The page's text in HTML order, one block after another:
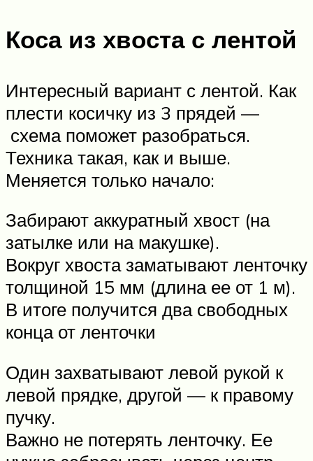
Коса из хвоста с лентой
Интересный вариант с лентой. Как
плести косичку из 3 прядей —
схема поможет разобраться.
Техника такая, как и выше.
Меняется только начало:
Забирают аккуратный хвост (на
затылке или на макушке).
Вокруг хвоста заматывают ленточку
толщиной 15 мм (длина ее от 1 м).
В итоге получится два свободных
конца от ленточки
Один захватывают левой рукой к
левой прядке, другой — к правому
пучку.
Важно не потерять ленточку. Ее